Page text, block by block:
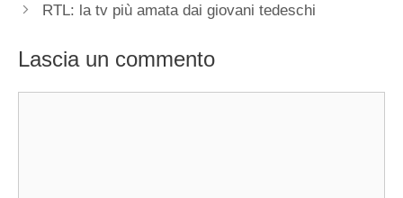
RTL: la tv più amata dai giovani tedeschi
Lascia un commento